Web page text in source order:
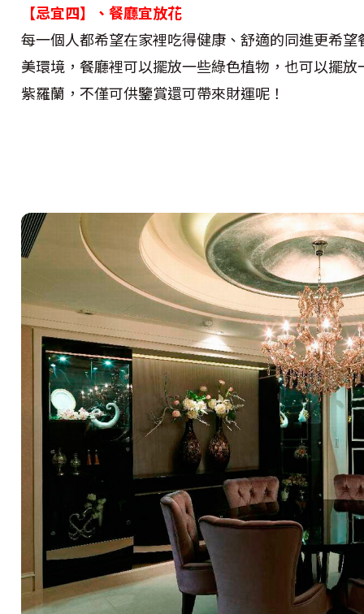
【忌宜四】
、餐廳宜放花
每一個人都希望在家裡吃得健康、舒適的同進更希
美環境，餐廳裡可以擺放一些綠色植物，也可以擺
紫羅蘭，不僅可供鑒賞還可帶來財運呢！